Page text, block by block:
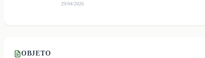
29/04/2026
OBJETO